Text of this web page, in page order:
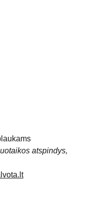
atspindys,